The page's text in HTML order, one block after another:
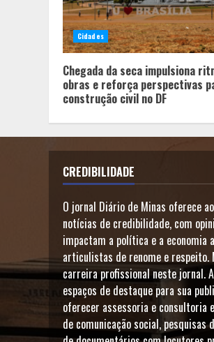
Cidades
Chegada da seca impulsiona
obras e reforça perspectivas
construção civil no DF
CREDIBILIDADE
O jornal Diário de Minas oferece
notícias de credibilidade, com
impactam a política e a economia
articulistas de renome e respeito.
carreira profissional neste jornal.
espaços de destaque para sua
oferecer assessoria e consultoria
de comunicação social, pesquisas